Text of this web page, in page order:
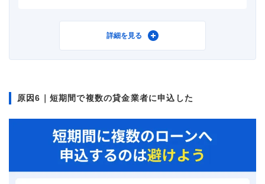
アコム
金利 年18.0%
審査時間 即日
借入事実の把握 誰も知らない
詳細を見る
原因6｜短期間で複数の貸金業者に申込した